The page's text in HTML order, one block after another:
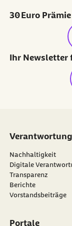
30 Euro
Ihr Newsletter
Verantwortung
Nachhaltigkeit
Digitale
Transparenz
Berichte
Vorstandsbeiträge
Portale